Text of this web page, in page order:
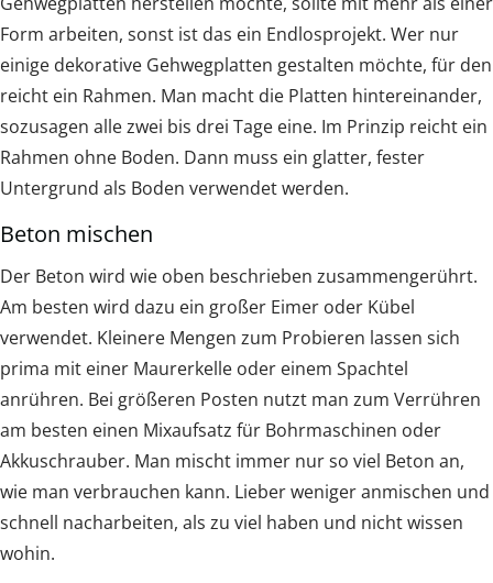
Form arbeiten, sonst ist das ein Endlosprojekt. Wer nur
einige dekorative Gehwegplatten gestalten möchte, für den
reicht ein Rahmen. Man macht die Platten hintereinander,
sozusagen alle zwei bis drei Tage eine. Im Prinzip reicht ein
Rahmen ohne Boden. Dann muss ein glatter, fester
Untergrund als Boden verwendet werden.
Beton mischen
Der Beton wird wie oben beschrieben zusammengerührt.
Am besten wird dazu ein großer Eimer oder Kübel
verwendet. Kleinere Mengen zum Probieren lassen sich
prima mit einer Maurerkelle oder einem Spachtel
anrühren. Bei größeren Posten nutzt man zum Verrühren
am besten einen Mixaufsatz für Bohrmaschinen oder
Akkuschrauber. Man mischt immer nur so viel Beton an,
wie man verbrauchen kann. Lieber weniger anmischen und
schnell nacharbeiten, als zu viel haben und nicht wissen
wohin.